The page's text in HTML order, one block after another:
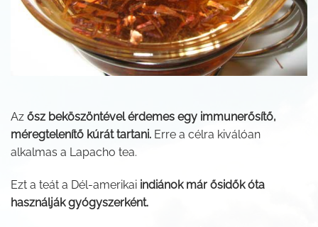
Az ősz beköszöntével érdemes egy immunerősítő,
méregtelenítő kúrát tartani. Erre a célra kiválóan
alkalmas a Lapacho tea.
Ezt a teát a Dél-amerikai indiánok már ősidők óta
használják gyógyszerként.